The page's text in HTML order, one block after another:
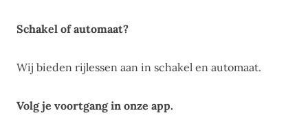
Schakel of automaat?
Wij bieden rijlessen aan in schakel en automaat.
Volg je voortgang in onze app.